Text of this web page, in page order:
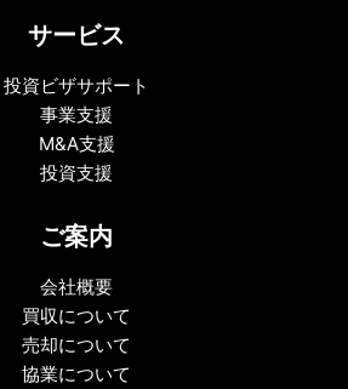
サービス
投資ビザサポート
事業支援
M&A支援
投資支援
ご案内
会社概要
買収について
売却について
協業について